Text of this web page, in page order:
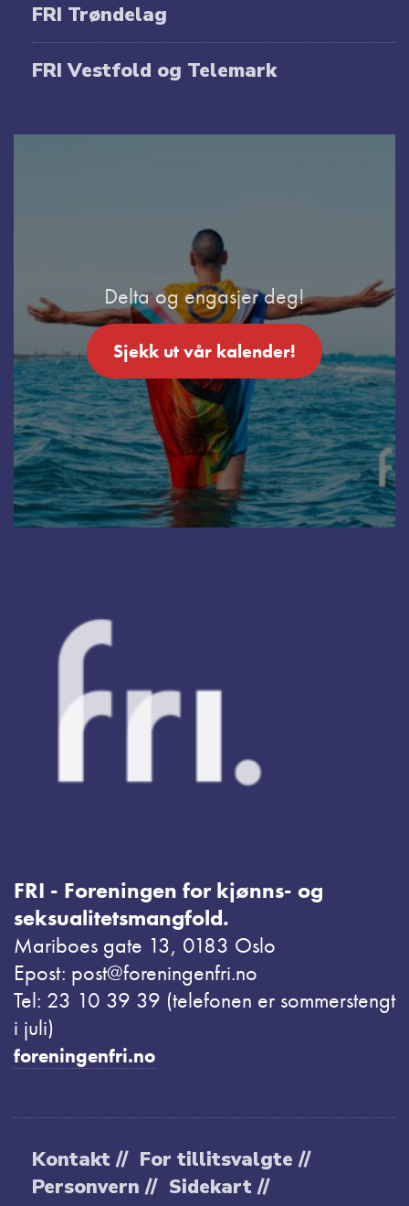
FRI Trøndelag
FRI Vestfold og Telemark
Delta og engasjer deg!
Sjekk ut vår kalender!
FRI - Foreningen for kjønns- og
seksualitetsmangfold.
Mariboes gate 13, 0183 Oslo
Epost: post@foreningenfri.no
Tel: 23 10 39 39 (telefonen er sommerstengt
i juli)
foreningenfri.no
Kontakt // For tillitsvalgte //
Personvern // Sidekart //